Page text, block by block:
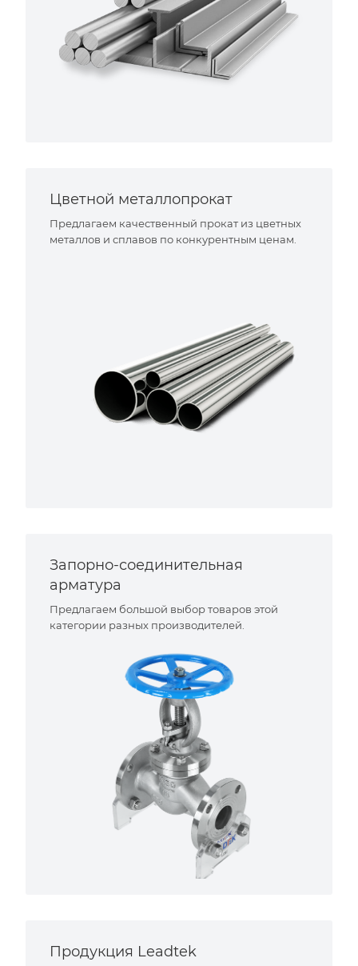
Цветной металлопрокат
Предлагаем качественный прокат из цветных
металлов и сплавов по конкурентным ценам.
Запорно-соединительная
арматура
Предлагаем большой выбор товаров этой
категории разных производителей.
Продукция Leadtek